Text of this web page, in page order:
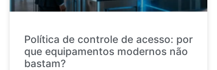
Política de controle de acesso: por
que equipamentos modernos não
bastam?